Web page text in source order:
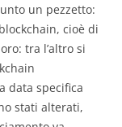
un pezzetto:
cioè di
tra l’altro si
data specifica
stati alterati,